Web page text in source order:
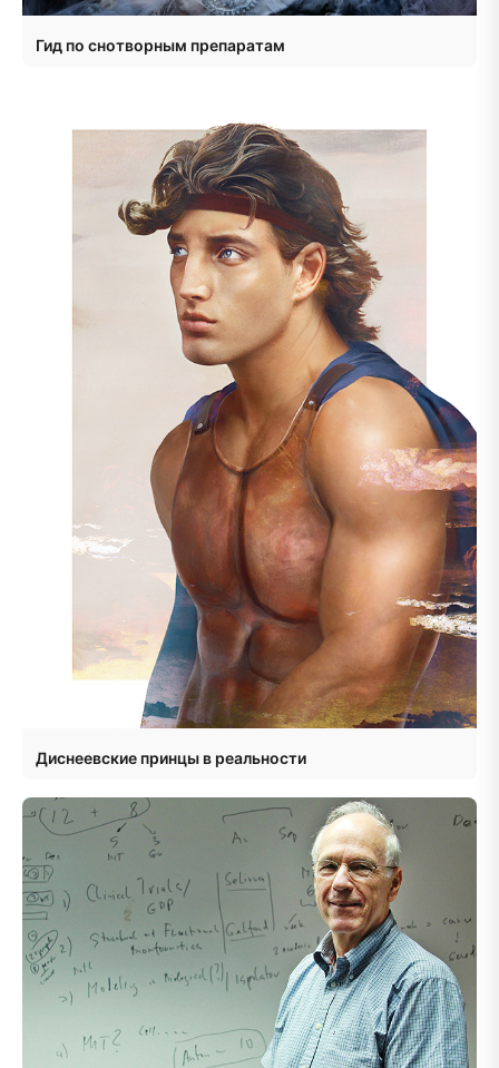
Гид по снотворным препаратам
Диснеевские принцы в реальности